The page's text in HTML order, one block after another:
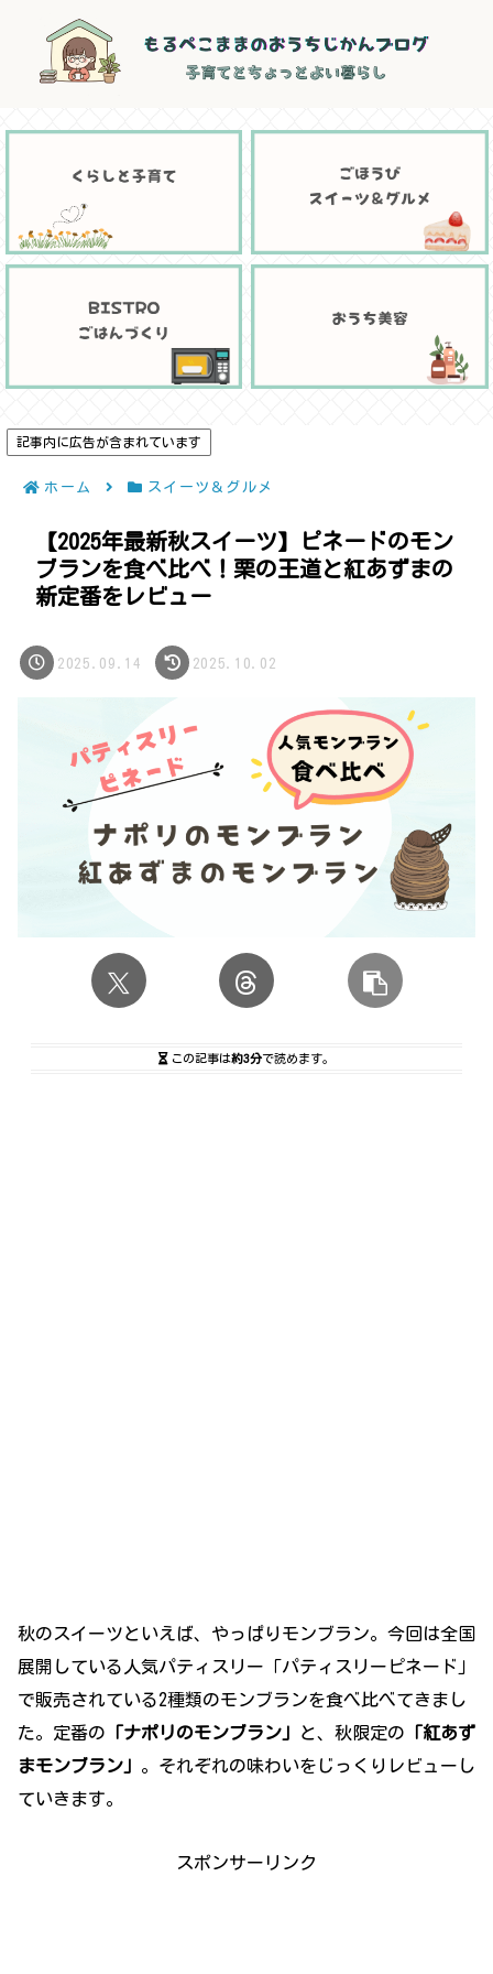
記事内に広告が含まれています
ホーム スイーツ＆グルメ
【2025年最新秋スイーツ】ピネードのモン
ブランを食べ比べ！栗の王道と紅あずまの
新定番をレビュー
2025.09.14 2025.10.02
この記事は約3分で読めます。
秋のスイーツといえば、やっぱりモンブラン。今回は全国
展開している人気パティスリー「パティスリーピネード」
で販売されている2種類のモンブランを食べ比べてきまし
た。定番の 「ナポリのモンブラン」 と、秋限定の 「紅あず
まモンブラン」 。それぞれの味わいをじっくりレビューし
ていきます。
スポンサーリンク